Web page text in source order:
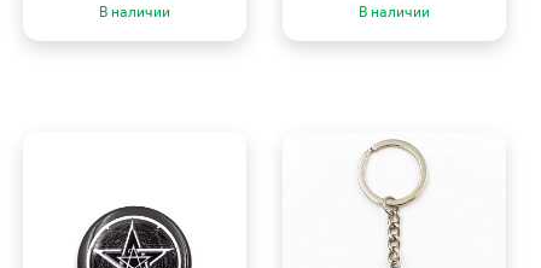
В наличии В наличии